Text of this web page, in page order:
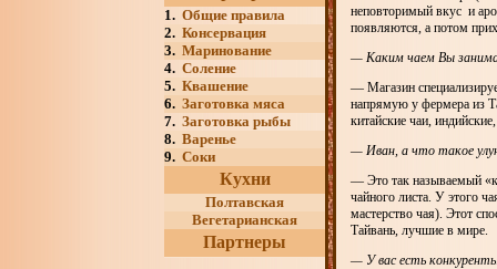
1. Общие правила
2. Консервация
3. Маринование
4. Соление
5. Квашение
6. Заготовка мяса
7. Заготовка рыбы
8. Варенье
9. Соки
Кухни
Полтавская
Вегетарианская
Партнеры
неповторимый вкус и
появляются, а потом
— Каким чаем Вы
— Магазин
напрямую у фермера из
китайские чаи,
— Иван, а что такое
— Это так называемый
чайного листа. У этого
мастерство чая). Этот
Тайвань, лучшие в мире.
— У вас есть